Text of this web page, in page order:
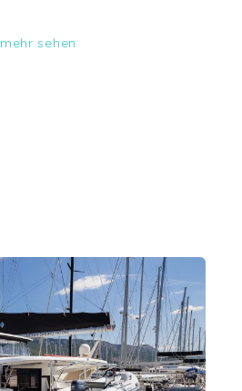
mehr sehen